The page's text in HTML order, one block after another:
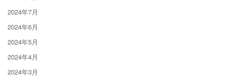
2024年7月
2024年6月
2024年5月
2024年4月
2024年3月